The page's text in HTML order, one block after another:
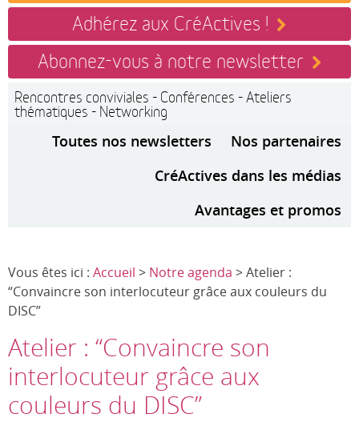
Adhérez aux CréActives !
Abonnez-vous à notre newsletter
Rencontres conviviales - Conférences - Ateliers
thématiques - Networking
Toutes nos newsletters
Nos partenaires
CréActives dans les médias
Avantages et promos
Vous êtes ici : Accueil > Notre agenda > Atelier :
“Convaincre son interlocuteur grâce aux couleurs du
DISC”
Atelier : “Convaincre son
interlocuteur grâce aux
couleurs du DISC”